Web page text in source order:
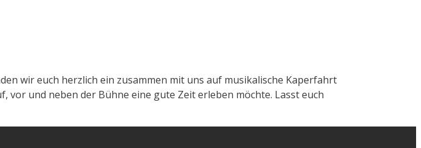
wir euch herzlich ein zusammen mit uns auf musikalische Kaperfahrt
vor und neben der Bühne eine gute Zeit erleben möchte. Lasst euch